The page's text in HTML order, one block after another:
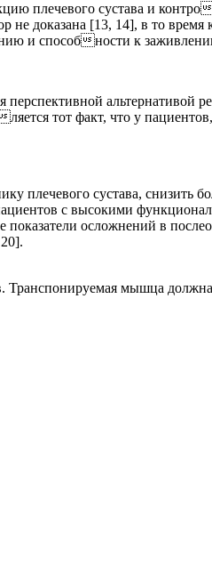
плечевого сустава и
доказана [13, 14], в то время
и способности к
альтернативой
тот факт, что у
плечевого сустава, снизить
с высокими
показатели осложнений в
Транспонируемая мышца